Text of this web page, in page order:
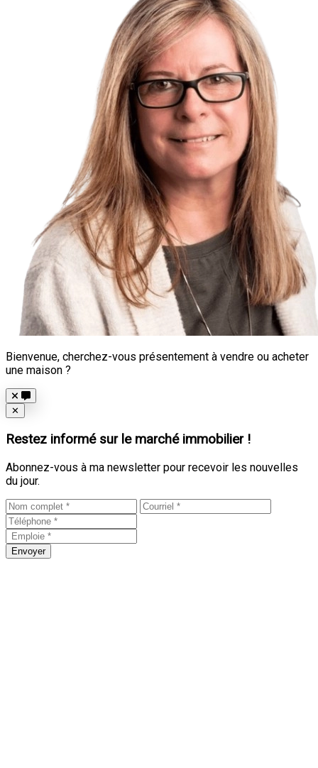
Bienvenue, cherchez-vous présentement à vendre ou acheter
une maison ?
Close
✕
Restez informé sur le marché immobilier !
Abonnez-vous à ma newsletter pour recevoir les nouvelles
du jour.
Envoyer